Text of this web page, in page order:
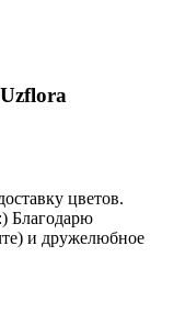
цветов.
Благодарю
и дружелюбное